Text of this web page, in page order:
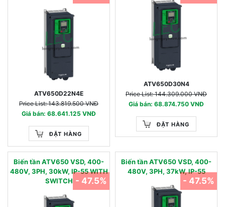
ATV650D22N4E
Price List: 143.819.500 VNĐ
Giá bán: 68.641.125 VNĐ
ĐẶT HÀNG
ATV650D30N4
Price List: 144.309.000 VNĐ
Giá bán: 68.874.750 VNĐ
ĐẶT HÀNG
Biến tần ATV650 VSD, 400-
480V, 3PH, 30kW, IP-55 WITH
SWITCH - 47.5%
Biến tần ATV650 VSD, 400-
480V, 3PH, 37kW, IP-55
- 47.5%